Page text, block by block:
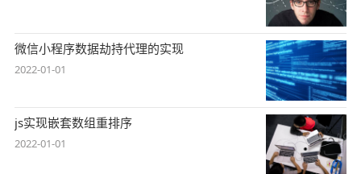
微信小程序数据劫持代理的实现
2022-01-01
js实现嵌套数组重排序
2022-01-01